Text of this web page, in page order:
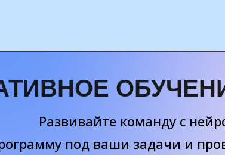
Развивайте команду с
под ваши задачи и